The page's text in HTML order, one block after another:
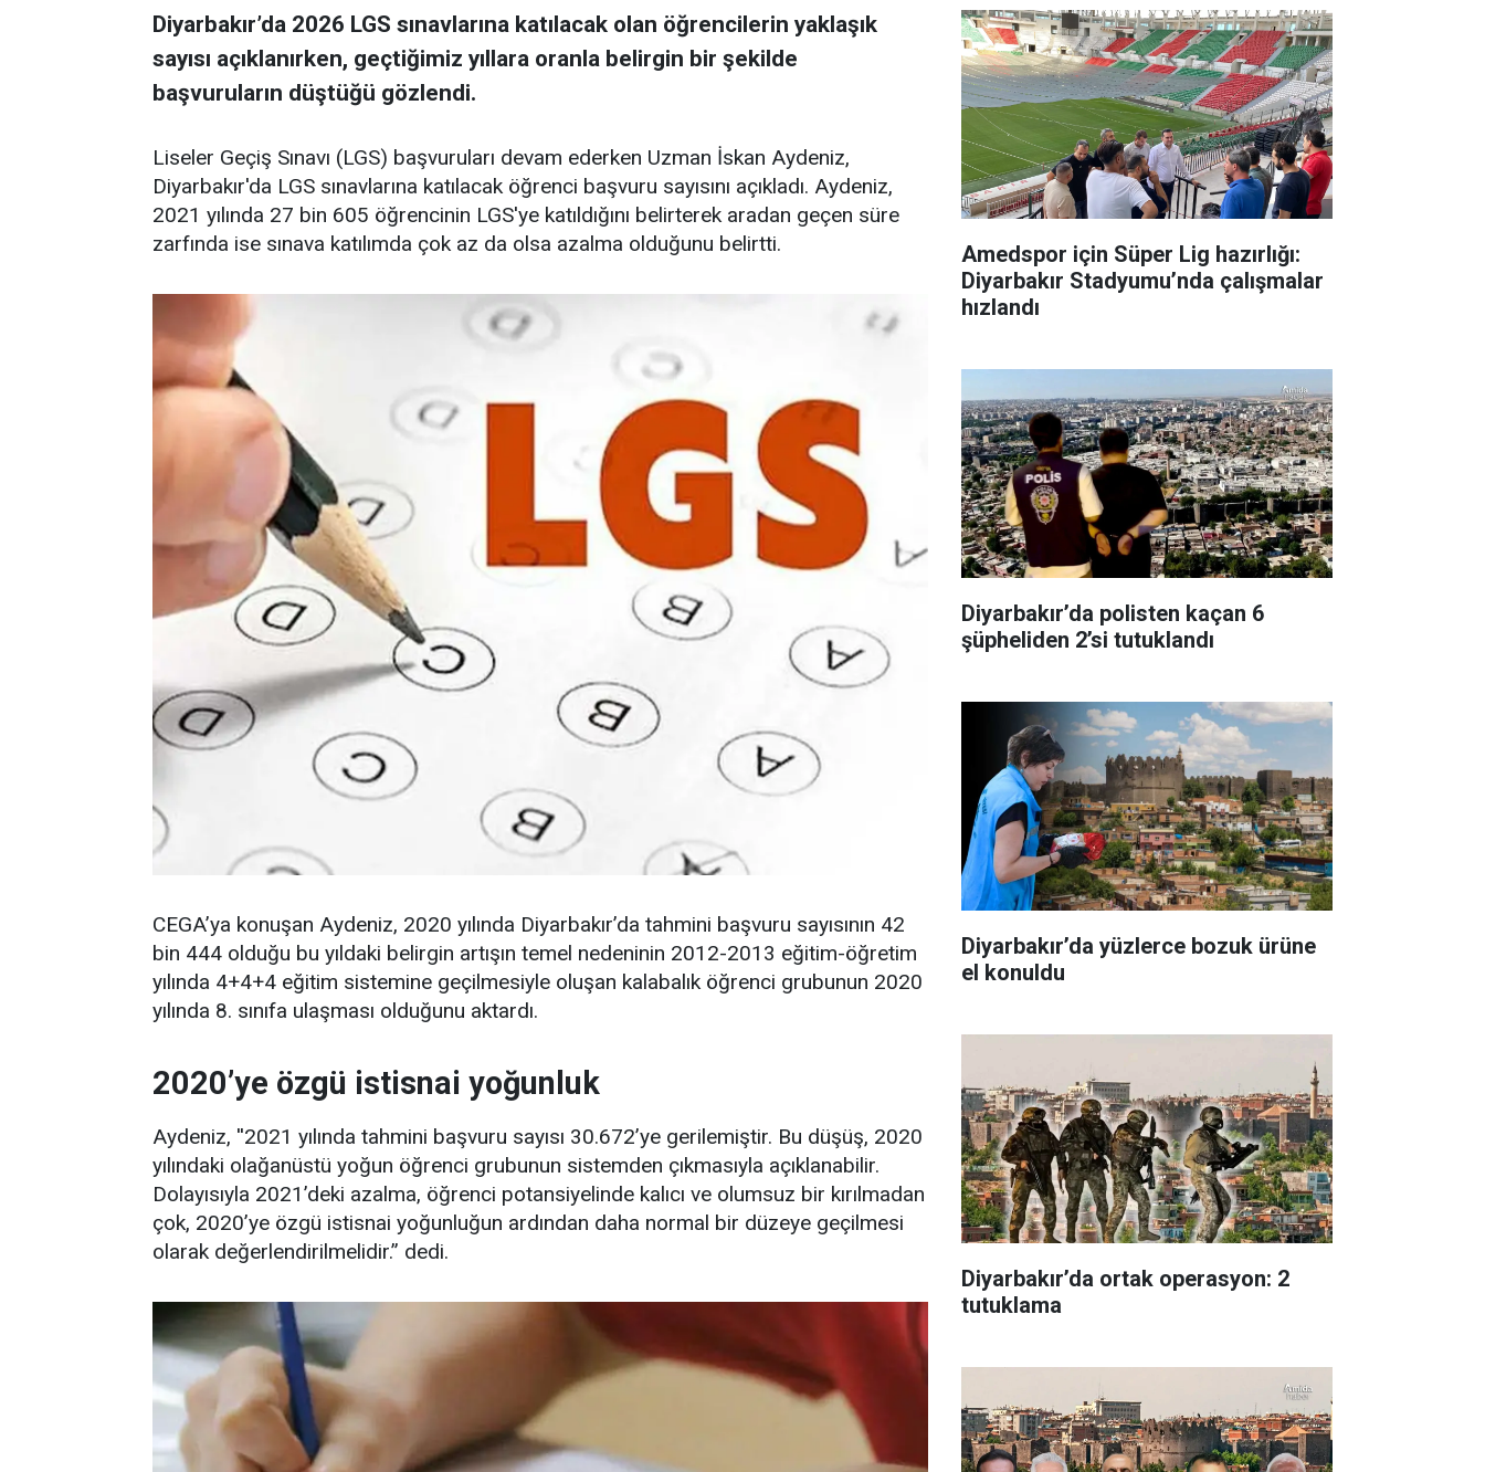
Diyarbakır’da 2026 LGS sınavlarına katılacak olan öğrencilerin yaklaşık
sayısı açıklanırken, geçtiğimiz yıllara oranla belirgin bir şekilde
başvuruların düştüğü gözlendi.
Liseler Geçiş Sınavı (LGS) başvuruları devam ederken Uzman İskan Aydeniz,
Diyarbakır'da LGS sınavlarına katılacak öğrenci başvuru sayısını açıkladı. Aydeniz,
2021 yılında 27 bin 605 öğrencinin LGS'ye katıldığını belirterek aradan geçen süre
zarfında ise sınava katılımda çok az da olsa azalma olduğunu belirtti.
CEGA’ya konuşan Aydeniz, 2020 yılında Diyarbakır’da tahmini başvuru sayısının 42
bin 444 olduğu bu yıldaki belirgin artışın temel nedeninin 2012-2013 eğitim-öğretim
yılında 4+4+4 eğitim sistemine geçilmesiyle oluşan kalabalık öğrenci grubunun 2020
yılında 8. sınıfa ulaşması olduğunu aktardı.
2020’ye özgü istisnai yoğunluk
Aydeniz, ''2021 yılında tahmini başvuru sayısı 30.672’ye gerilemiştir. Bu düşüş, 2020
yılındaki olağanüstü yoğun öğrenci grubunun sistemden çıkmasıyla açıklanabilir.
Dolayısıyla 2021’deki azalma, öğrenci potansiyelinde kalıcı ve olumsuz bir kırılmadan
çok, 2020’ye özgü istisnai yoğunluğun ardından daha normal bir düzeye geçilmesi
olarak değerlendirilmelidir.” dedi.
Amedspor için Süper Lig hazırlığı:
Diyarbakır Stadyumu’nda çalışmalar
hızlandı
Diyarbakır’da polisten kaçan 6
şüpheliden 2’si tutuklandı
Diyarbakır’da yüzlerce bozuk ürüne
el konuldu
Diyarbakır’da ortak operasyon: 2
tutuklama